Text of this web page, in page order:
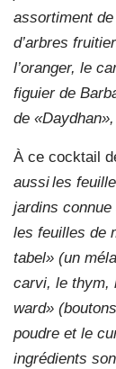
assortiment
d’arbres
l’oranger, le
figuier de
de
À ce cocktail
aussi les
jardins connue
les feuilles de
tabel» (un
carvi, le thym,
ward»
poudre et le
ingrédients